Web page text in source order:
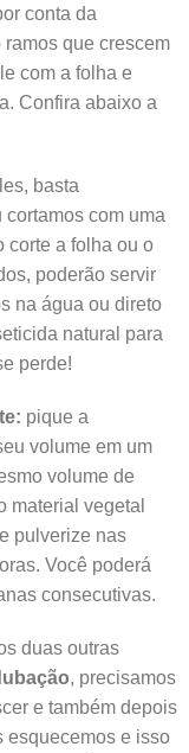
conta da
que crescem
com a folha e
Confira abaixo a
basta
cortamos com uma
corte a folha ou o
poderão servir
na água ou direto
natural para
perde!
pique a
volume em um
volume de
material vegetal
pulverize nas
Você poderá
consecutivas.
duas outras
, precisamos
e também depois
esquecemos e isso